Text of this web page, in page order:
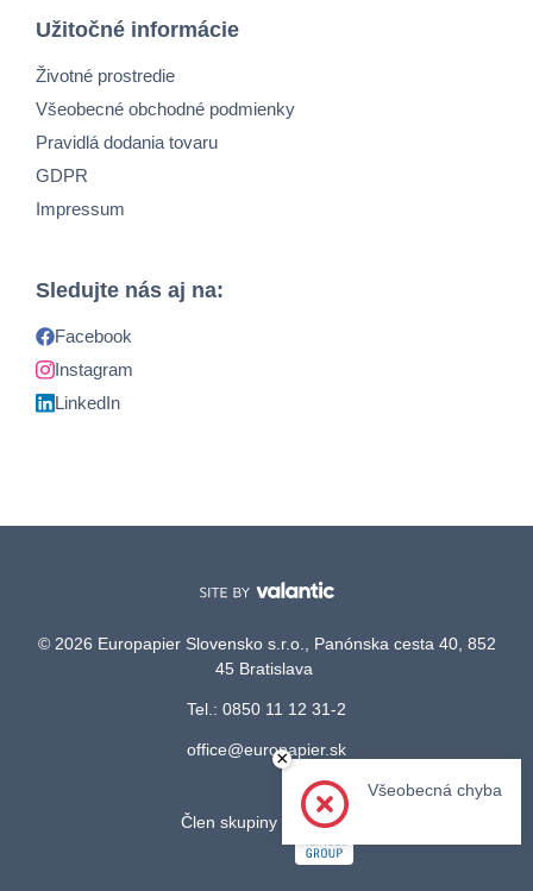
Užitočné informácie
Životné prostredie
Všeobecné obchodné podmienky
Pravidlá dodania tovaru
GDPR
Impressum
Sledujte nás aj na:
Facebook
Instagram
LinkedIn
© 2026 Europapier Slovensko s.r.o., Panónska cesta 40, 852
45 Bratislava
Tel.: 0850 11 12 31-2
office@europapier.sk
Člen skupiny
×
Všeobecná chyba